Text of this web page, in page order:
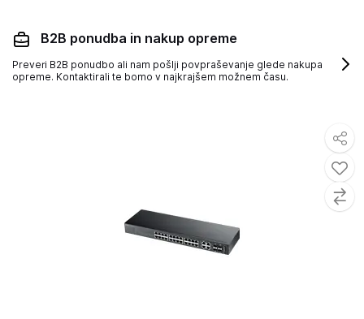
B2B ponudba in nakup opreme
Preveri B2B ponudbo ali nam pošlji povpraševanje glede nakupa
opreme. Kontaktirali te bomo v najkrajšem možnem času.